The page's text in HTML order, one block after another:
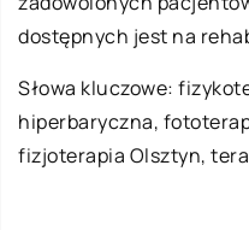
dostępnych jest na
Słowa kluczowe:
hiperbaryczna,
fizjoterapia Olsztyn,